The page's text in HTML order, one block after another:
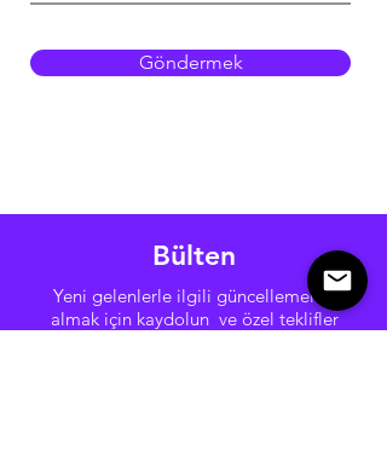
Göndermek
Bülten
Yeni gelenlerle ilgili güncellemeleri
almak için kaydolun ve özel teklifler